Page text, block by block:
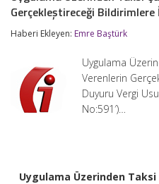
Çağırma
Hizmeti
Verenlerin
Bildirimlere
Duyuru
Gerçekleştireceği
Haberi Ekleyen: Emre Baştürk
Uygulama
Verenlerin
Duyuru Vergi
No:591′)…
Uygulama Üzerinden